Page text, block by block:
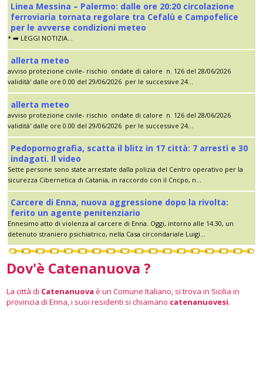
Linea Messina – Palermo: dalle ore 20:20 circolazione
ferroviaria tornata regolare tra Cefalù e Campofelice
per le avverse condizioni meteo
* ➡️ LEGGI NOTIZIA...
allerta meteo
avviso protezione civile- rischio ondate di calore n. 126 del 28/06/2026
validità' dalle ore 0.00 del 29/06/2026 per le successive 24...
allerta meteo
avviso protezione civile- rischio ondate di calore n. 126 del 28/06/2026
validità' dalle ore 0.00 del 29/06/2026 per le successive 24...
Pedopornografia, scatta il blitz in 17 città: 7 arresti e 30
indagati. Il video
Sette persone sono state arrestate dalla polizia del Centro operativo per la
sicurezza Cibernetica di Catania, in raccordo con il Cncpo, n...
Carcere di Enna, nuova aggressione dopo la rivolta:
ferito un agente penitenziario
Ennesimo atto di violenza al carcere di Enna. Oggi, intorno alle 14.30, un
detenuto straniero psichiatrico, nella Casa circondariale Luigi...
Dov'è Catenanuova ?
La città di Catenanuova è un Comune Italiano, si trova in Sicilia in
provincia di Enna, i suoi residenti si chiamano catenanuovesi.